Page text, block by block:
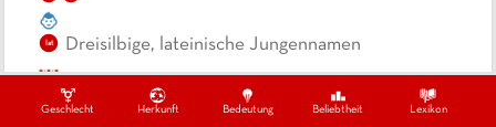
Geschlecht Herkunft Bedeutung Beliebtheit Lexikon
lat Dreisilbige, lateinische Jungennamen